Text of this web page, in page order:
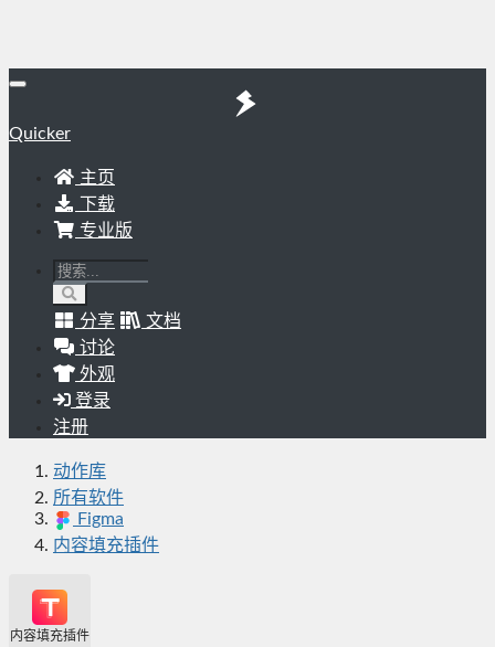
Quicker
主页
下载
专业版
分享
文档
讨论
外观
登录
注册
动作库
所有软件
Figma
内容填充插件
内容填充插件